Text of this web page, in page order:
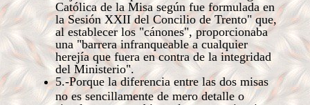
Católica de la Misa según fue formulada en
la Sesión XXII del Concilio de Trento" que,
al establecer los "cánones", proporcionaba
una "barrera infranqueable a cualquier
herejía que fuera en contra de la integridad
del Ministerio".
5.-Porque la diferencia entre las dos misas
no es sencillamente de mero detalle o